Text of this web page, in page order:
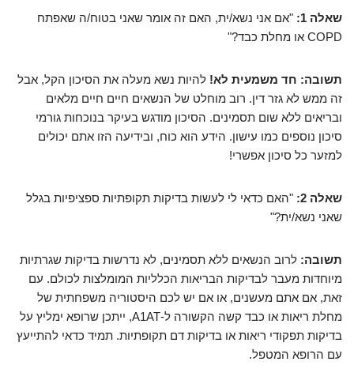
שאלה 1:
"אם אני נשא/ית, האם זה אומר שאני בטוח/ה שאפתח
COPD או מחלת כבד?"
תשובה: חד משמעית לא! להיות נשא מעלה את הסיכון הקל, אבל
זה ממש לא גזר דין. רוב מוחלט של הנשאים חיים חיים מלאים
ובריאים ללא שום תסמינים. הסיכון מודגש בעיקר בנוכחות גורמי
סיכון נוספים כמו עישון. הידע הוא כוח, ובידיעה הזו אתם יכולים
למזער כל סיכון אפשרי!
שאלה 2:
"האם כדאי לי לעשות בדיקות תקופתיות ספציפיות בגלל
שאני נשא/ית?"
תשובה: לרוב הנשאים ללא תסמינים, לא נדרשות בדיקות שגרתיות
מיוחדות מעבר לבדיקות הבריאות הכלליות המומלצות לכולם. עם
זאת, אם אתם מעשנים, או אם יש לכם היסטוריה משפחתית של
מחלת ריאות או כבד קשה הקשורה ל-A1AT, ייתכן שרופא ימליץ על
בדיקות תפקודי ריאות או בדיקות דם תקופתיות. תמיד כדאי להתייעץ
עם הרופא המטפל.